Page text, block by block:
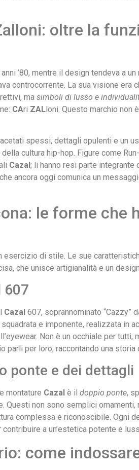
oltre la
’80, mentre il design tendeva a
controcorrente. La sua visione era
ma simboli di lusso e
CAri ZALloni. Questo marchio non
spessi, dettagli opulenti e un
cultura hip-hop. Figure come
Cazal ; li hanno resi parte
ancora oggi comunica un
le forme che
esercizio di stile. Le sue
che unisce artigianalità e un
607
Cazal 607, soprannominato “Cazzy”
e imponente, realizzata in
Non è un occhiale per tutti,
parli per loro, raccontando una storia
ponte e dei dettagli
montature Cazal è il doppio ponte,
Questi non sono semplici ornamenti,
complessa e riconoscibile. Ogni
a un’estetica potente e
come